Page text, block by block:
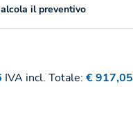
il preventivo
IVA incl. Totale: € 917,05